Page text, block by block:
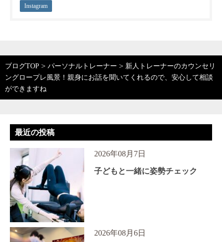
Instagram
ブログTOP > パーソナルトレーナー > 新人トレーナーのカウンセリ
ングロープレ風景！親身にお話を聞いてくれるので、安心して相談
ができますね
最近の投稿
2026年08月7日
子どもと一緒に姿勢チェック
2026年08月6日